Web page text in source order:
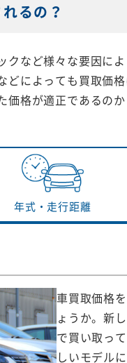
るの？
など様々な要因に
どによっても買取価
格が適正であるの
年式・ 走行距離
車買取価格
ょうか。新
で買い取っ
しいモデル